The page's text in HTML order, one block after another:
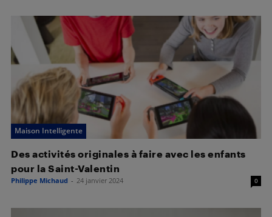
Maison Intelligente
Des activités originales à faire avec les enfants
pour la Saint-Valentin
Philippe Michaud - 24 janvier 2024 0